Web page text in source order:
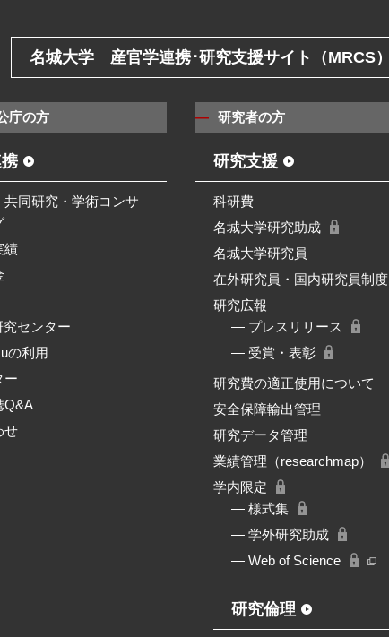
名城大学 産官学連携･研究支援サイト（MRCS）
庁の方
共同研究・学術コンサ
績
センター
の利用
ー
Q&A
せ
研究者の方
研究支援
科研費
名城大学研究助成
名城大学研究員
在外研究員・国内研究員制度
研究広報
― プレスリリース
― 受賞・表彰
研究費の適正使用について
安全保障輸出管理
研究データ管理
業績管理（researchmap）
学内限定
― 様式集
― 学外研究助成
― Web of Science
研究倫理